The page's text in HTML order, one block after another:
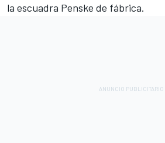
la escuadra Penske de fábrica.